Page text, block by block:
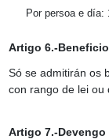
Por persoa e día:
Artigo 6.-
Só se admitirán os
con rango de lei ou
Artigo 7.-Devengo